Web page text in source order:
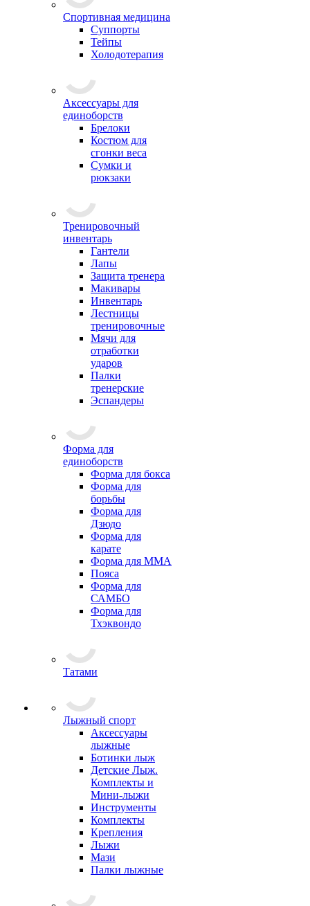
Спортивная медицина
Суппорты
Тейпы
Холодотерапия
Аксессуары для
единоборств
Брелоки
Костюм для
сгонки веса
Сумки и
рюкзаки
Тренировочный
инвентарь
Гантели
Лапы
Защита тренера
Макивары
Инвентарь
Лестницы
тренировочные
Мячи для
отработки
ударов
Палки
тренерские
Эспандеры
Форма для
единоборств
Форма для бокса
Форма для
борьбы
Форма для
Дзюдо
Форма для
карате
Форма для MMA
Пояса
Форма для
САМБО
Форма для
Тхэквондо
Татами
Лыжный спорт
Аксессуары
лыжные
Ботинки лыж
Детские Лыж.
Комплекты и
Мини-лыжи
Инструменты
Комплекты
Крепления
Лыжи
Мази
Палки лыжные